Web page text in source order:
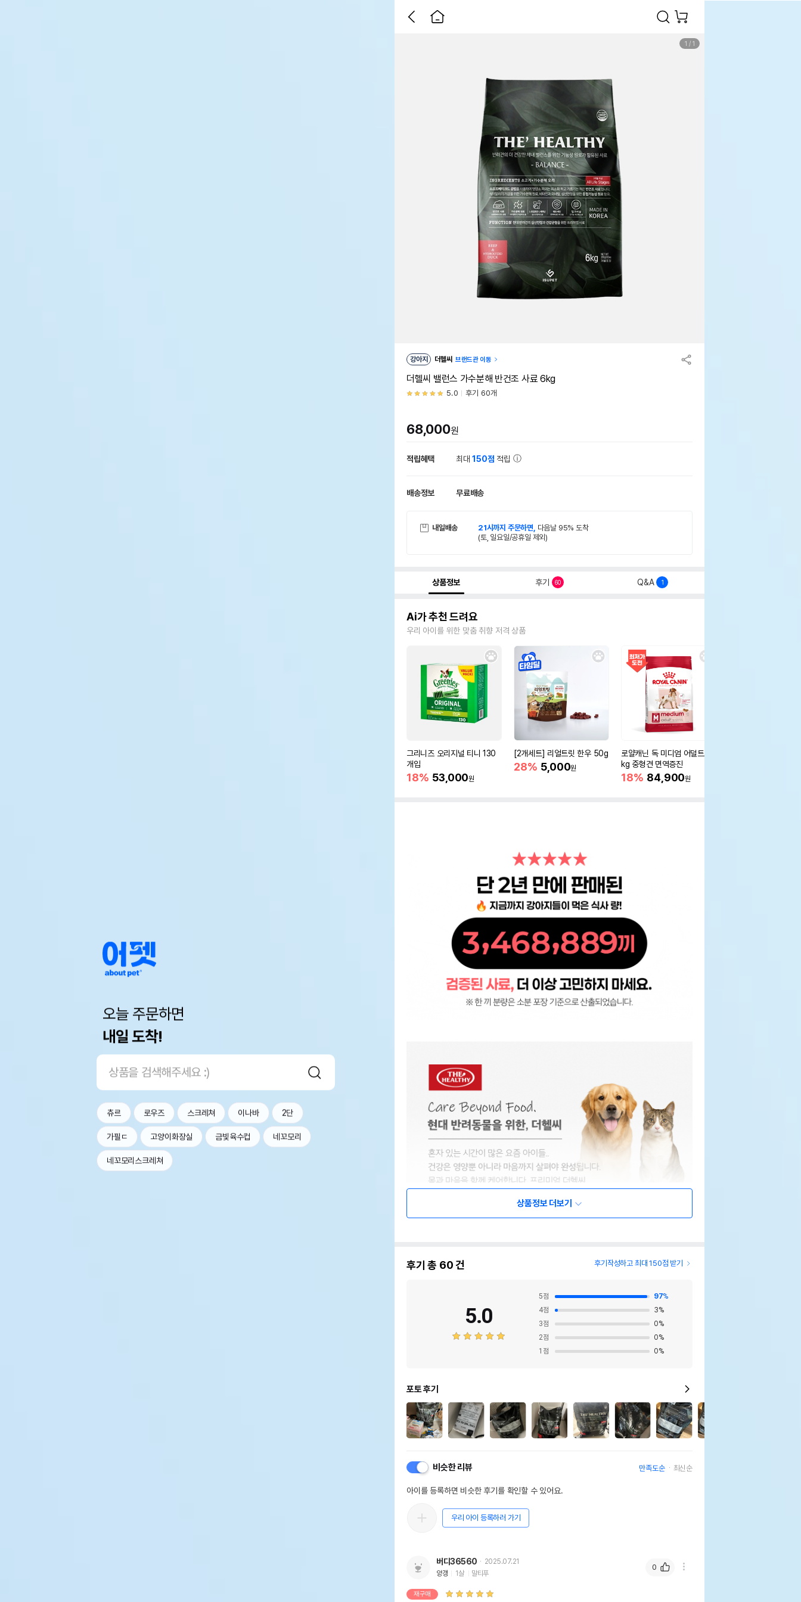
오늘 주문하면
내일 도착!
츄르 로우즈 스크레쳐 이나바 2단
가필ㄷ 고양이화장실 금빛육수컵 네꼬모리
네꼬모리스크레쳐
1 / 1
강아지 더헬씨 브랜드관 이동
더헬씨 밸런스 가수분해 반건조 사료 6kg
5.0 후기 60개
68,000원
적립혜택 최대150점 적립
배송정보 무료배송
내일배송 21시까지 주문하면, 다음날 95% 도착
(토, 일요일/공휴일 제외)
상품정보 후기 60 Q&A 1
Ai가 추천 드려요
우리 아이를 위한 맞춤 취향 저격 상품
그리니즈 오리지널 티니 130
개입
18% 53,000원
[2개세트] 리얼트릿 한우 50g
28% 5,000원
로얄캐닌 독 미디엄 어덜트 10
kg 중형견 면역증진
18% 84,900원
상품정보 더보기
후기 총 60건 후기작성하고 최대 150점 받기
5.0
5점 97%
4점 3%
3점 0%
2점 0%
1 점 0%
포토 후기
비슷한 리뷰 만족도순 최신순
아이를 등록하면 비슷한 후기를 확인할 수 있어요.
우리 아이 등록하러 가기
버디36560
2025.07.21
양갱
1살 말티푸
재구매
0